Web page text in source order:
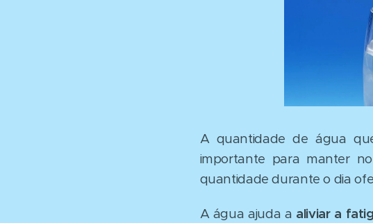
A quantidade de água
importante para manter
quantidade durante o dia
A água ajuda a aliviar a